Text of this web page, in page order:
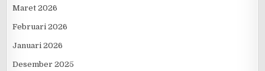
Maret 2026
Februari 2026
Januari 2026
Desember 2025